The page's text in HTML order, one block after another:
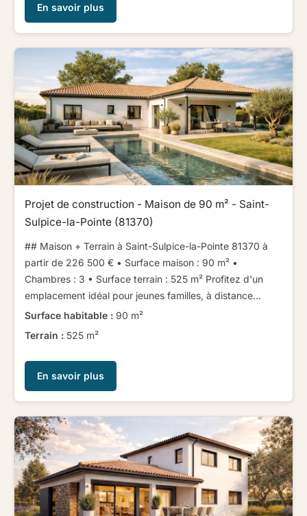
En savoir plus
Projet de construction - Maison de 90 m² - Saint-
Sulpice-la-Pointe (81370)
## Maison + Terrain à Saint-Sulpice-la-Pointe 81370 à
partir de 226 500 € ​ ​• Surface maison : 90 m² •
Chambres : 3 • Surface terrain : 525 m² ​ ​​ ​ ​Profitez d'un
emplacement idéal pour jeunes familles, à distance...
Surface habitable : 90 m²
Terrain : 525 m²
En savoir plus